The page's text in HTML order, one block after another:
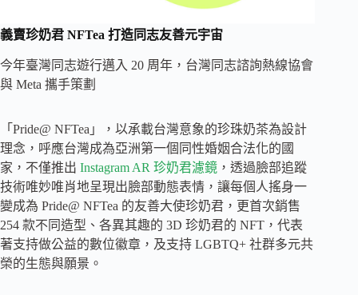
義賣珍奶君 NFTea 打造同志友善元宇宙
今年臺灣同志遊行邁入 20 周年，台灣同志諮詢熱線協會
與 Meta 攜手策劃
「Pride@ NFTea」，以承載台灣意象的珍珠奶茶為設計
理念，呼應台灣成為亞洲第一個同性婚姻合法化的國
家，不僅推出 Instagram AR 珍奶君濾鏡 ，透過臉部追蹤
技術唯妙唯肖地呈現出臉部動態表情，讓每個人搖身一
變成為 Pride@ NFTea 的友善大使珍奶君，更首次銷售
254 款不同造型、各異其趣的 3D 珍奶君的 NFT，代表
著支持做公益的數位徽章，及支持 LGBTQ+ 社群多元共
榮的生態與願景。